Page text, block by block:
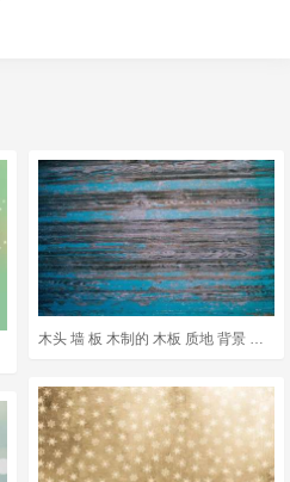
木头 墙 板 木制的 木板 质地 背景 木结构的 图案 表面